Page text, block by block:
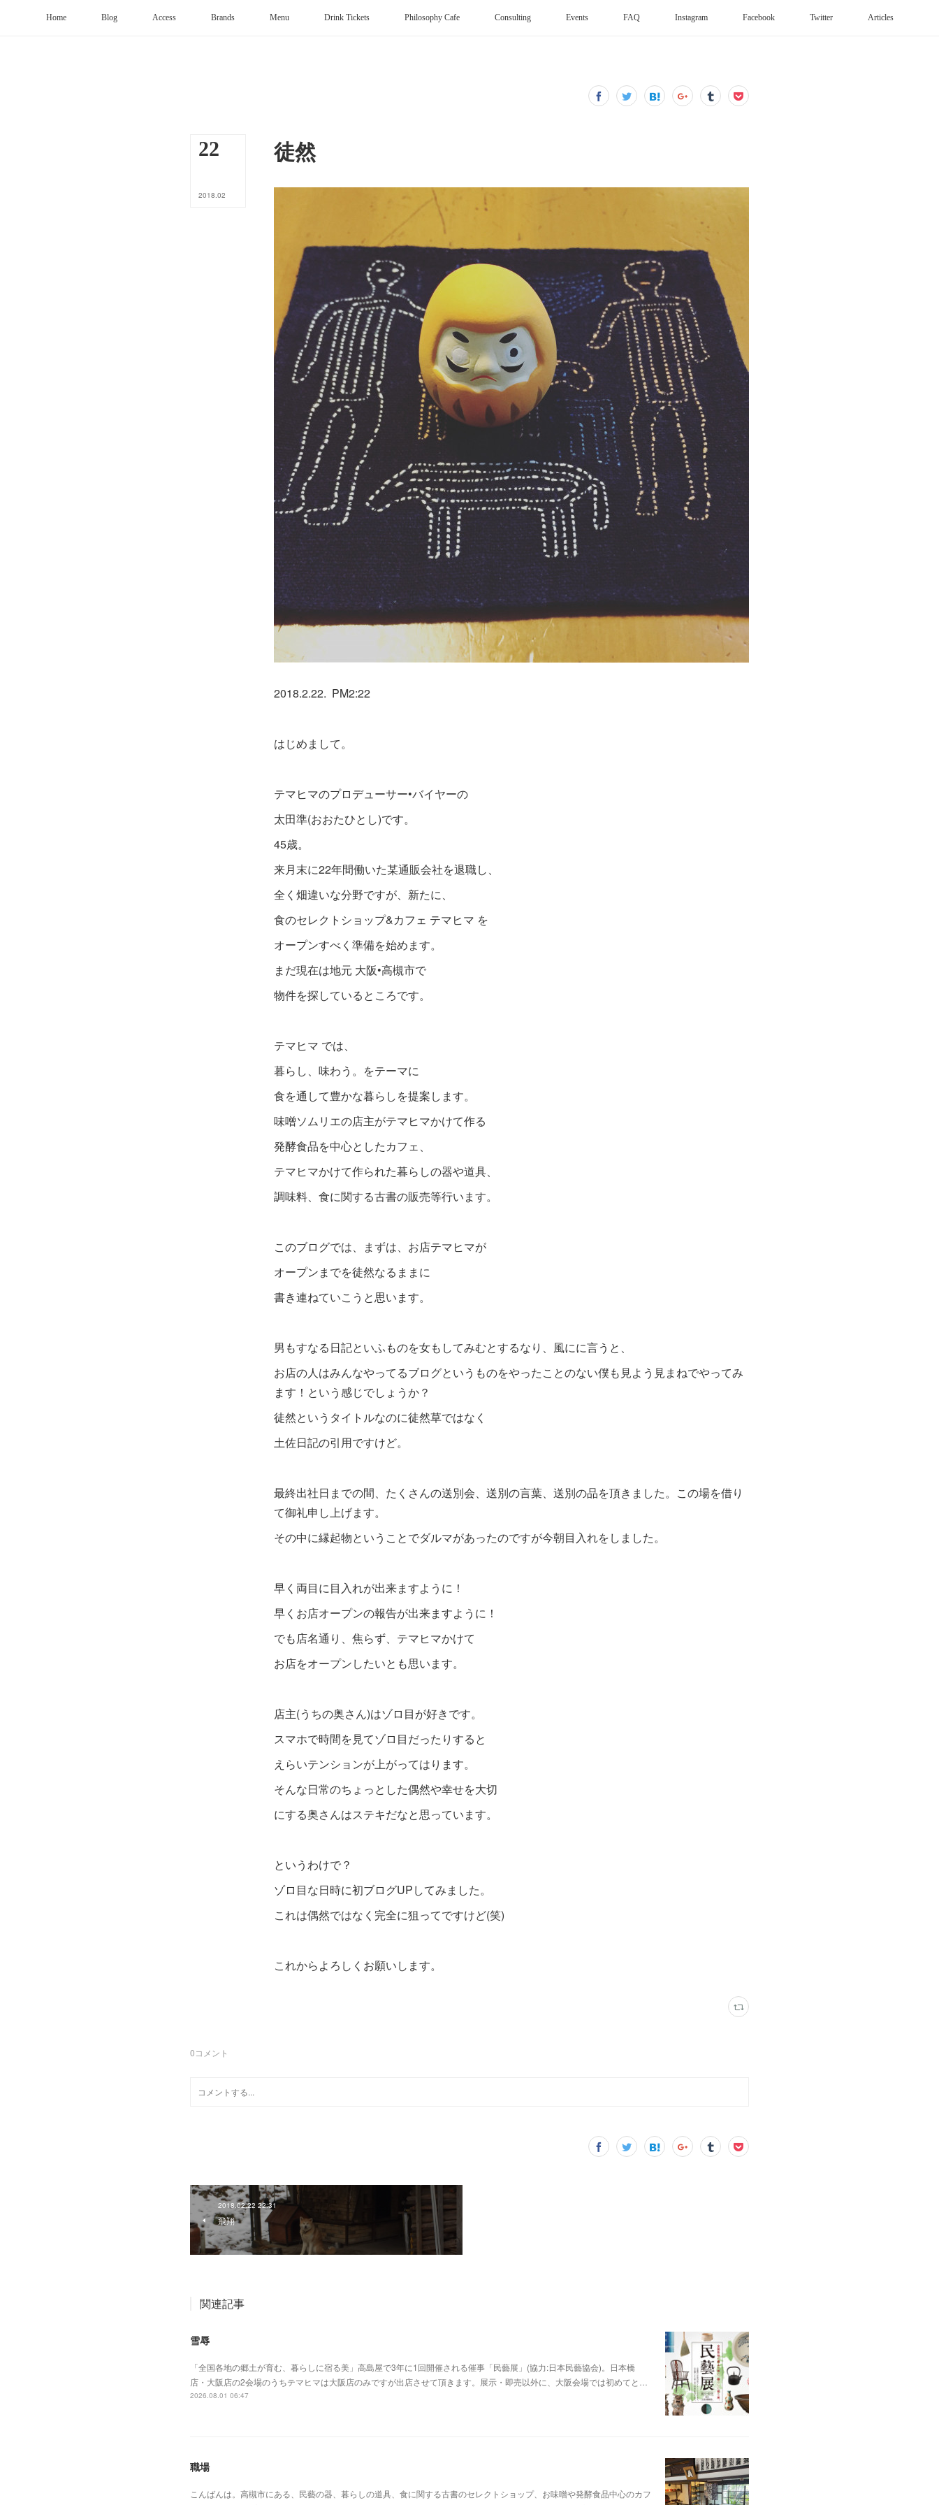
Home Blog Access Brands Menu Drink Tickets Philosophy Cafe Consulting Events FAQ Instagram Facebook Twitter Articles
22
2018.02
徒然
2018.2.22. PM2:22
はじめまして。
テマヒマのプロデューサー•バイヤーの
太田準(おおたひとし)です。
45歳。
来月末に22年間働いた某通販会社を退職し、
全く畑違いな分野ですが、新たに、
食のセレクトショップ&カフェ テマヒマ を
オープンすべく準備を始めます。
まだ現在は地元 大阪•高槻市で
物件を探しているところです。
テマヒマ では、
暮らし、味わう。をテーマに
食を通して豊かな暮らしを提案します。
味噌ソムリエの店主がテマヒマかけて作る
発酵食品を中心としたカフェ、
テマヒマかけて作られた暮らしの器や道具、
調味料、食に関する古書の販売等行います。
このブログでは、まずは、お店テマヒマが
オープンまでを徒然なるままに
書き連ねていこうと思います。
男もすなる日記といふものを女もしてみむとするなり、風にに言うと、
お店の人はみんなやってるブログというものをやったことのない僕も見よう見まねでやってみ
ます！という感じでしょうか？
徒然というタイトルなのに徒然草ではなく
土佐日記の引用ですけど。
最終出社日までの間、たくさんの送別会、送別の言葉、送別の品を頂きました。この場を借り
て御礼申し上げます。
その中に縁起物ということでダルマがあったのですが今朝目入れをしました。
早く両目に目入れが出来ますように！
早くお店オープンの報告が出来ますように！
でも店名通り、焦らず、テマヒマかけて
お店をオープンしたいとも思います。
店主(うちの奥さん)はゾロ目が好きです。
スマホで時間を見てゾロ目だったりすると
えらいテンションが上がってはります。
そんな日常のちょっとした偶然や幸せを大切
にする奥さんはステキだなと思っています。
というわけで？
ゾロ目な日時に初ブログUPしてみました。
これは偶然ではなく完全に狙ってですけど(笑)
これからよろしくお願いします。
0コメント
2018.02.22 22:31
飛翔
関連記事
雪辱
「全国各地の郷土が育む、暮らしに宿る美」高島屋で3年に1回開催される催事「民藝展」(協力:日本民藝協会)。日本橋
店・大阪店の2会場のうちテマヒマは大阪店のみですが出店させて頂きます。展示・即売以外に、大阪会場では初めてと…
2026.08.01 06:47
職場
こんばんは。高槻市にある、民藝の器、暮らしの道具、食に関する古書のセレクトショップ、お味噌や発酵食品中心のカフ